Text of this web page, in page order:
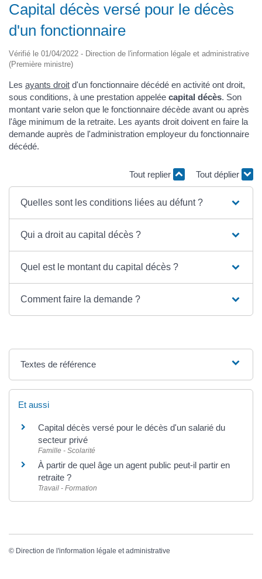
Capital décès versé pour le décès
d'un fonctionnaire
Vérifié le 01/04/2022 - Direction de l'information légale et administrative
(Première ministre)
Les ayants droit d'un fonctionnaire décédé en activité ont droit,
sous conditions, à une prestation appelée capital décès. Son
montant varie selon que le fonctionnaire décède avant ou après
l'âge minimum de la retraite. Les ayants droit doivent en faire la
demande auprès de l'administration employeur du fonctionnaire
décédé.
Tout replier Tout déplier
Quelles sont les conditions liées au défunt ?
Qui a droit au capital décès ?
Quel est le montant du capital décès ?
Comment faire la demande ?
Textes de référence
Et aussi
Capital décès versé pour le décès d'un salarié du
secteur privé
Famille - Scolarité
À partir de quel âge un agent public peut-il partir en
retraite ?
Travail - Formation
© Direction de l'information légale et administrative